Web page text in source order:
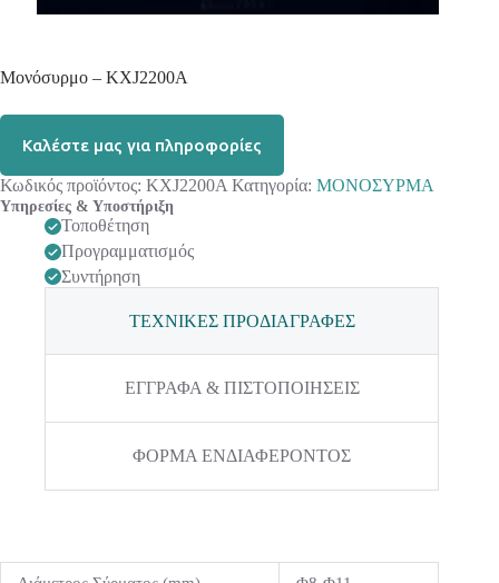
Μονόσυρμο – KXJ2200A
Καλέστε μας για πληροφορίες
Κωδικός προϊόντος: KXJ2200A Κατηγορία: ΜΟΝΟΣΥΡΜΑ
Υπηρεσίες & Υποστήριξη
Τοποθέτηση
Προγραμματισμός
Συντήρηση
ΤΕΧΝΙΚΕΣ ΠΡΟΔΙΑΓΡΑΦΕΣ
ΕΓΓΡΑΦΑ & ΠΙΣΤΟΠΟΙΗΣΕΙΣ
ΦΟΡΜΑ ΕΝΔΙΑΦΕΡΟΝΤΟΣ